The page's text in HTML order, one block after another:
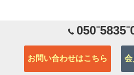
お問い合わせはこちら 会